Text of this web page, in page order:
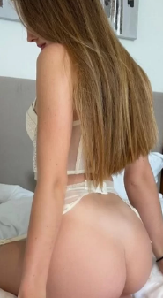
на них, так как они
Помимо своего
аккаунты на
интимный
Именно на этих
и видеозаписи, которые
😉.